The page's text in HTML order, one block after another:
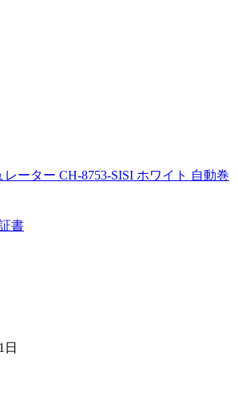
ーター CH-8753-SISI ホワイト 自動巻
書
日